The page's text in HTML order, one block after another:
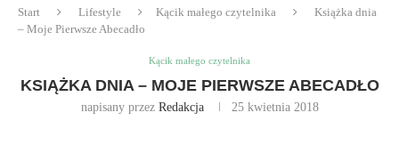
Start Lifestyle Kącik małego czytelnika
Książka dnia
– Moje Pierwsze Abecadło
Kącik małego czytelnika
KSIĄŻKA DNIA – MOJE PIERWSZE ABECADŁO
napisany przez Redakcja 25 kwietnia 2018